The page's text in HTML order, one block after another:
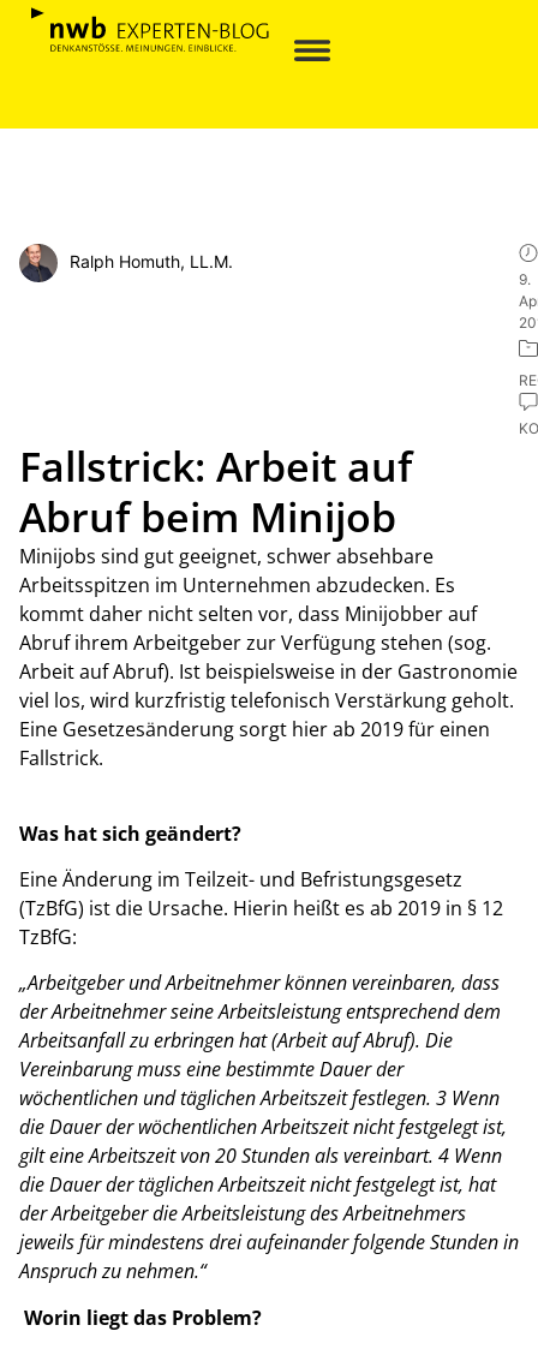
Ralph Homuth, LL.M.
9.
Fallstrick: Arbeit auf
Abruf beim Minijob
Minijobs sind gut geeignet, schwer absehbare
Arbeitsspitzen im Unternehmen abzudecken. Es
kommt daher nicht selten vor, dass Minijobber auf
Abruf ihrem Arbeitgeber zur Verfügung stehen (sog.
Arbeit auf Abruf). Ist beispielsweise in der Gastronomie
viel los, wird kurzfristig telefonisch Verstärkung geholt.
Eine Gesetzesänderung sorgt hier ab 2019 für einen
Fallstrick.
Was hat sich geändert?
Eine Änderung im Teilzeit- und Befristungsgesetz
(TzBfG) ist die Ursache. Hierin heißt es ab 2019 in § 12
TzBfG:
„Arbeitgeber und Arbeitnehmer können vereinbaren, dass
der Arbeitnehmer seine Arbeitsleistung entsprechend dem
Arbeitsanfall zu erbringen hat (Arbeit auf Abruf). Die
Vereinbarung muss eine bestimmte Dauer der
wöchentlichen und täglichen Arbeitszeit festlegen. 3 Wenn
die Dauer der wöchentlichen Arbeitszeit nicht festgelegt ist,
gilt eine Arbeitszeit von 20 Stunden als vereinbart. 4 Wenn
die Dauer der täglichen Arbeitszeit nicht festgelegt ist, hat
der Arbeitgeber die Arbeitsleistung des Arbeitnehmers
jeweils für mindestens drei aufeinander folgende Stunden in
Anspruch zu nehmen.“
Worin liegt das Problem?